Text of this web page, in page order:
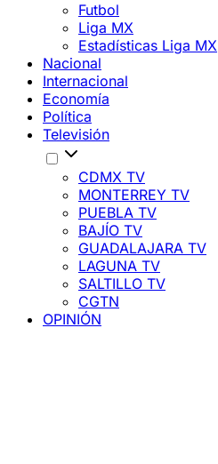
Futbol
Liga MX
Estadísticas Liga MX
Nacional
Internacional
Economía
Política
Televisión
CDMX TV
MONTERREY TV
PUEBLA TV
BAJÍO TV
GUADALAJARA TV
LAGUNA TV
SALTILLO TV
CGTN
OPINIÓN